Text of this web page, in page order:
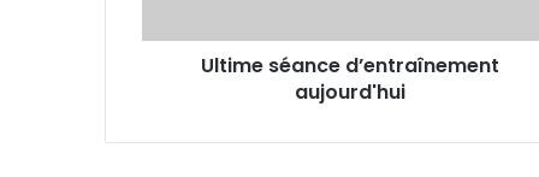
Ultime séance d’entraînement
aujourd'hui